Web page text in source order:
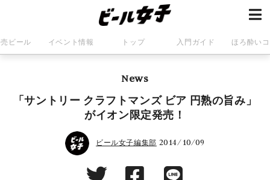
ビール イベント情報 トップ 入門ガイド ほろ酔い
News
「サントリー クラフトマンズ ビア 円熟の旨み」
がイオン限定発売！
ビール女子編集部 2014/10/09